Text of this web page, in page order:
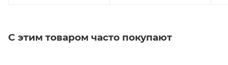
С этим товаром часто покупают